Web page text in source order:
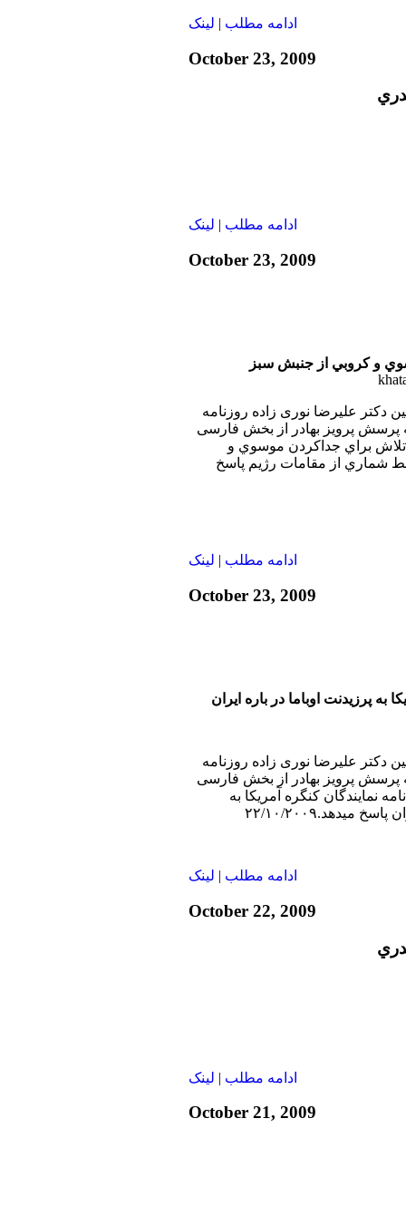
ادامه مطلب | لينک
October 23, 2009
ادامه مطلب | لينک
October 23, 2009
و كروبي از جنبش سبز
دکتر عليرضا نوری زاده روزنامه
پرسش پرويز بهادر از بخش فارسی
تلاش براي جداكردن موسوي و
شماري از مقامات رژيم پاسخ
ادامه مطلب | لينک
October 23, 2009
به پرزيدنت اوباما در باره ايران
دکتر عليرضا نوری زاده روزنامه
پرسش پرويز بهادر از بخش فارسی
نمايندگان كنگره آمريكا به
ميدهد.۲۲/۱۰/۲۰۰۹
ادامه مطلب | لينک
October 22, 2009
ادامه مطلب | لينک
October 21, 2009